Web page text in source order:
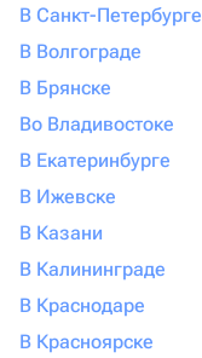
В Санкт-Петербурге
В Волгограде
В Брянске
Во Владивостоке
В Екатеринбурге
В Ижевске
В Казани
В Калининграде
В Краснодаре
В Красноярске